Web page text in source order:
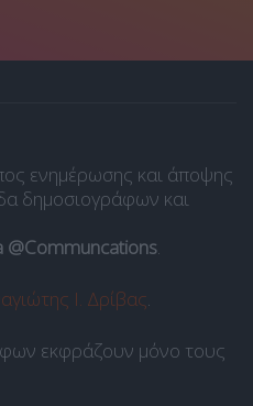
ενημέρωσης και άποψης
δημοσιογράφων και
@Communcations
Ι. Δρίβας
εκφράζουν μόνο τους